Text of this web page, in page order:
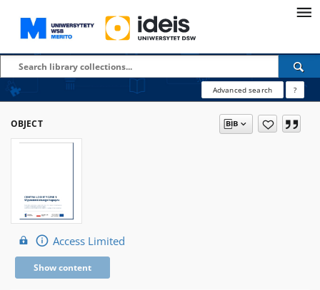
Advanced search ?
OBJECT
Access Limited
Show content